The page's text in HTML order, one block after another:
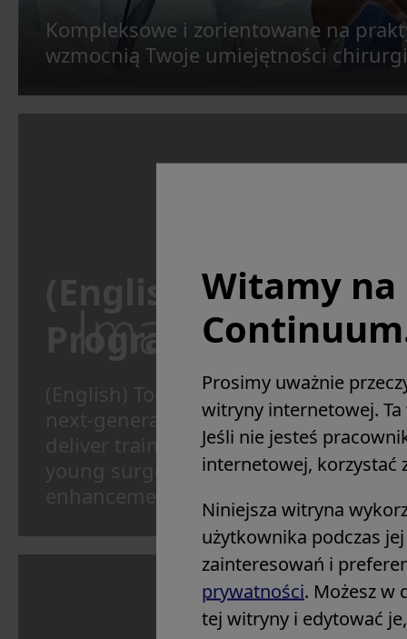
Kompleksowe i zorientowane na
wzmocnią Twoje umiejętności
(English) Surgical
Programs
(English) Together with surgeons
next-generation leaders, we support
deliver training programs and create
young surgeons to thrive and
enhancement and best practice
Witamy
Prosimy uważnie
witryny internetowej.
Jeśli nie jesteś
internetowej, korzystać
Niniejsza witryna
użytkownika podczas
zainteresowań i
prywatności. Możesz w
tej witryny i edytować